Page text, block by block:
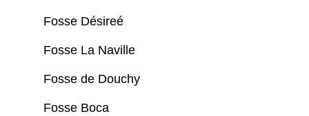
Fosse Désireé
Fosse La Naville
Fosse de Douchy
Fosse Boca